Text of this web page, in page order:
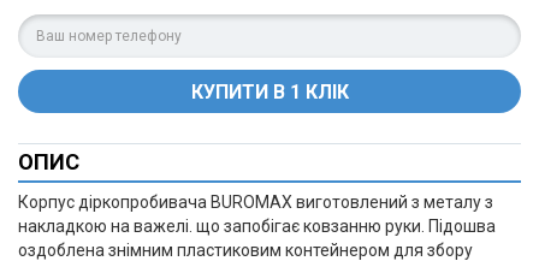
ОПИС
Корпус діркопробивача BUROMAX виготовлений з металу з
накладкою на важелі. що запобігає ковзанню руки. Підошва
оздоблена знімним пластиковим контейнером для збору